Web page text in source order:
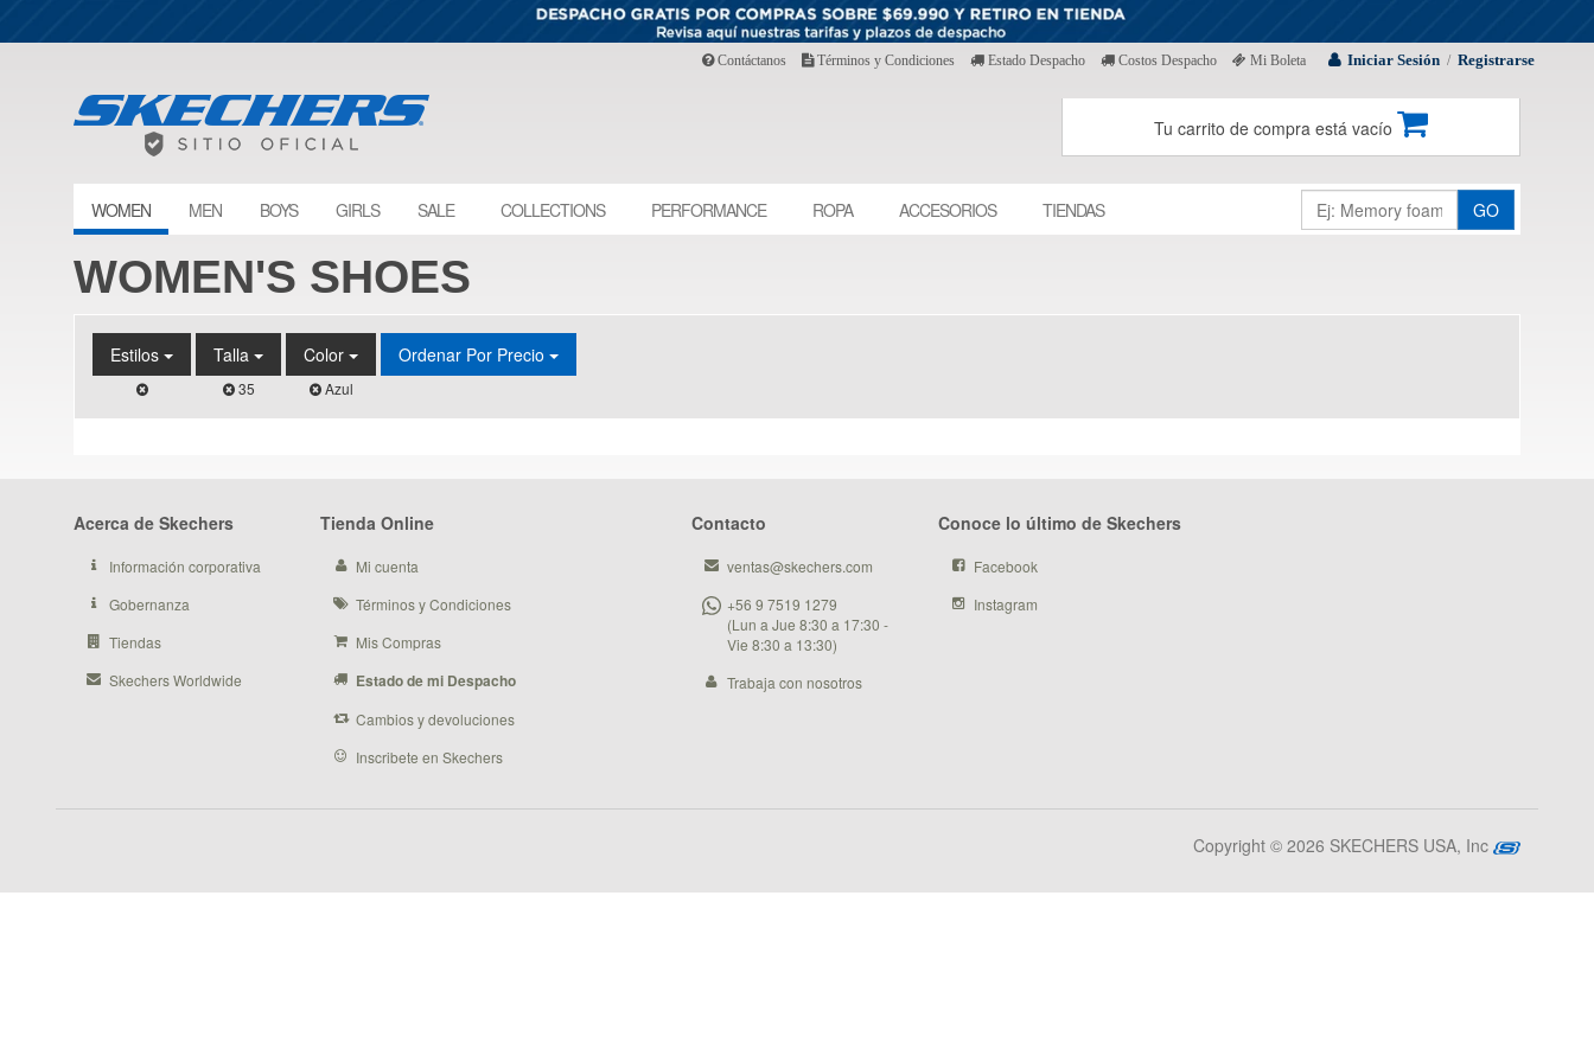
Iniciar Sesión / Registrarse
Contáctanos Términos y Condiciones Estado Despacho Costos Despacho Mi Boleta
Tu carrito de compra está vacío
WOMEN MEN BOYS GIRLS SALE COLLECTIONS PERFORMANCE ROPA ACCESORIOS TIENDAS GO
WOMEN'S SHOES
Estilos Talla
35
Color
Azul
Ordenar Por Precio
Acerca de Skechers
Información corporativa
Gobernanza
Tiendas
Skechers Worldwide
Tienda Online
Mi cuenta
Términos y Condiciones
Mis Compras
Estado de mi Despacho
Cambios y devoluciones
Inscribete en Skechers
Contacto
ventas@skechers.com
+56 9 7519 1279
(Lun a Jue 8:30 a 17:30 -
Vie 8:30 a 13:30)
Trabaja con nosotros
Conoce lo último de Skechers
Facebook
Instagram
Copyright © 2026 SKECHERS USA, Inc